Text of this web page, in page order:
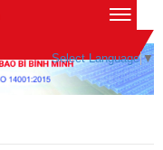
Select Language ▼